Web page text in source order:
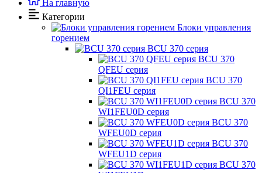
На главную
Категории
Блоки управления
горением
BCU 370 серия
BCU 370
QFEU серия
BCU 370
QI1FEU серия
BCU 370
WI1FEU0D серия
BCU 370
WFEU0D серия
BCU 370
WFEU1D серия
BCU 370